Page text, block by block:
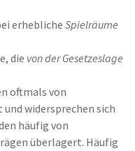
erhebliche Spielräume
die von der Gesetzeslage
oftmals von
widersprechen sich
häufig von
überlagert. Häufig